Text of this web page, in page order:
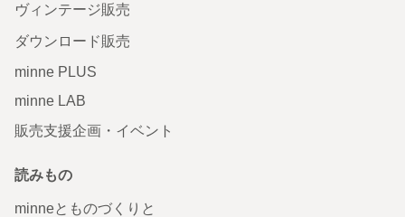
ヴィンテージ販売
ダウンロード販売
minne PLUS
minne LAB
販売支援企画・イベント
読みもの
minneとものづくりと